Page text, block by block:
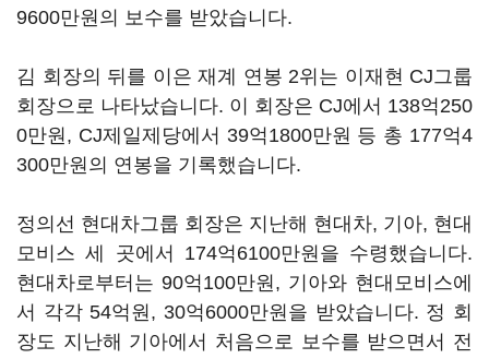
9600만원의 보수를 받았습니다.
김 회장의 뒤를 이은 재계 연봉 2위는 이재현 CJ그룹
회장으로 나타났습니다. 이 회장은 CJ에서 138억250
0만원 , CJ제일제당에서 39억1800만원 등 총 177억4
300만원의 연봉을 기록했습니다.
정의선 현대차그룹 회장은 지난해 현대차, 기아, 현대
모비스 세 곳에서 174억6100만원을 수령했습니다.
현대차로부터는 90억100만원 , 기아와 현대모비스에
서 각각54억원 , 30억6000만원을 받았습니다. 정 회
장도 지난해 기아에서 처음으로 보수를 받으면서 전